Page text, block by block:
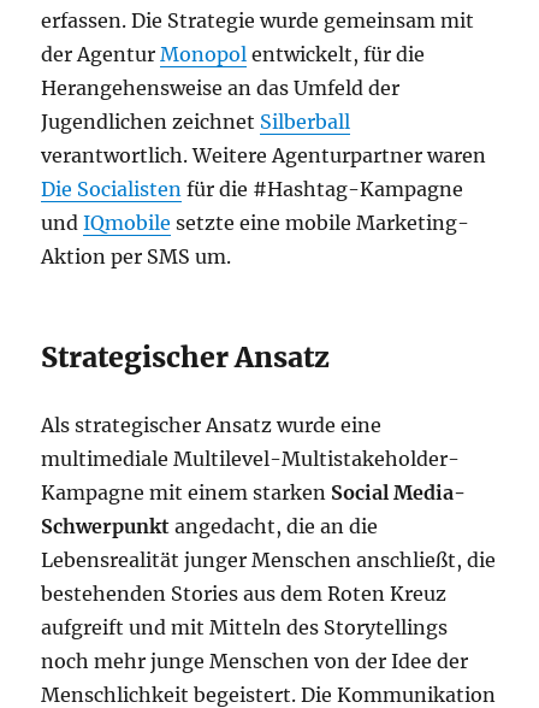
erfassen. Die Strategie wurde gemeinsam mit
der AgenturMonopol entwickelt, für die
Herangehensweise an das Umfeld der
Jugendlichen zeichnet Silberball
verantwortlich. Weitere Agenturpartner waren
Die Socialisten für die #Hashtag-Kampagne
undIQmobile setzte eine mobile Marketing-
Aktion per SMS um.
Strategischer Ansatz
Als strategischer Ansatz wurde eine
multimediale Multilevel-Multistakeholder-
Kampagne mit einem starken Social Media-
Schwerpunkt angedacht, die an die
Lebensrealität junger Menschen anschließt, die
bestehenden Stories aus dem Roten Kreuz
aufgreift und mit Mitteln des Storytellings
noch mehr junge Menschen von der Idee der
Menschlichkeit begeistert. Die Kommunikation